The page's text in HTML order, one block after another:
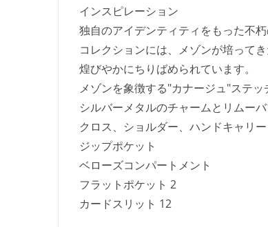
インスピレーション
独自のアイデンティティをもった不
コレクションには、メゾンが培って
煌びやかにちりばめられています。
メゾンを象徴する"カナージュ"ステッ
シルバーメタルのチャームとリムー
クロス、ショルダー、ハンドキャリー
ジップポケット
ベローズコンパートメント
フラットポケット 2
カードスリット 12